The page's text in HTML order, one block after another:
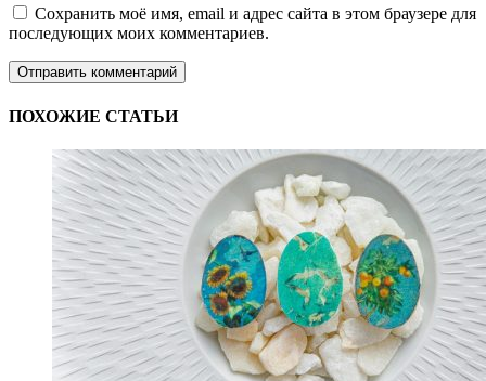
Сохранить моё имя, email и адрес сайта в этом браузере для
последующих моих комментариев.
ПОХОЖИЕ СТАТЬИ